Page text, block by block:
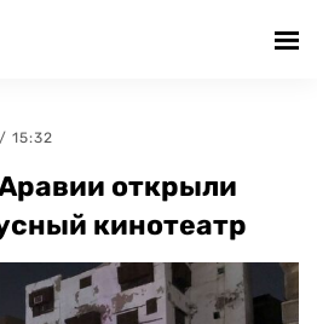
15:32
открыли
кинотеатр